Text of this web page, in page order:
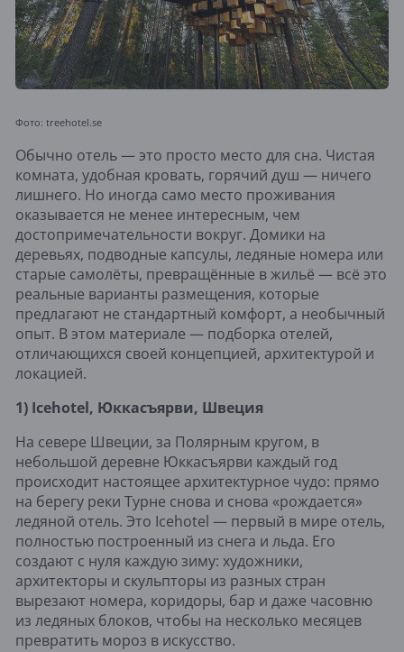
Фото: treehotel.se
Обычно отель — это просто место для сна. Чистая
комната, удобная кровать, горячий душ — ничего
лишнего. Но иногда само место проживания
оказывается не менее интересным, чем
достопримечательности вокруг. Домики на
деревьях, подводные капсулы, ледяные номера или
старые самолёты, превращённые в жильё — всё это
реальные варианты размещения, которые
предлагают не стандартный комфорт, а необычный
опыт. В этом материале — подборка отелей,
отличающихся своей концепцией, архитектурой и
локацией.
1) Icehotel, Юккасъярви, Швеция
На севере Швеции, за Полярным кругом, в
небольшой деревне Юккасъярви каждый год
происходит настоящее архитектурное чудо: прямо
на берегу реки Турне снова и снова «рождается»
ледяной отель. Это Icehotel — первый в мире отель,
полностью построенный из снега и льда. Его
создают с нуля каждую зиму: художники,
архитекторы и скульпторы из разных стран
вырезают номера, коридоры, бар и даже часовню
из ледяных блоков, чтобы на несколько месяцев
превратить мороз в искусство.